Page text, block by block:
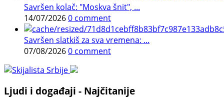
Savršen kolač: "Moskva šnit", ...
14/07/20260 comment
Savršen slatkiš za sva vremena: ...
07/08/20260 comment
Ljudi i događaji - Najčitanije